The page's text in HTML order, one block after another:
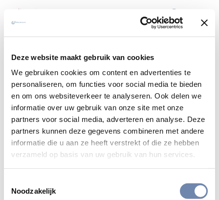
Deze website maakt gebruik van cookies
We gebruiken cookies om content en advertenties te
personaliseren, om functies voor social media te bieden
en om ons websiteverkeer te analyseren. Ook delen we
informatie over uw gebruik van onze site met onze
partners voor social media, adverteren en analyse. Deze
partners kunnen deze gegevens combineren met andere
informatie die u aan ze heeft verstrekt of die ze hebben
verzameld op basis van uw gebruik van hun services.
Noodzakelijk
De Hooge Berkt
DI 19 MEI 2015VARIA/
Bekijk alle nieuwsberichten